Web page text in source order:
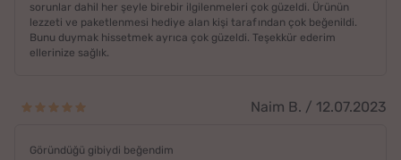
sorunlar dahil her şeyle birebir ilgilenmeleri çok güzeldi. Ürünün
lezzeti ve paketlenmesi hediye alan kişi tarafından çok beğenildi.
Bunu duymak hissetmek ayrıca çok güzeldi. Teşekkür ederim
ellerinize sağlık.
Naim B. / 12.07.2023
Göründüğü gibiydi beğendim